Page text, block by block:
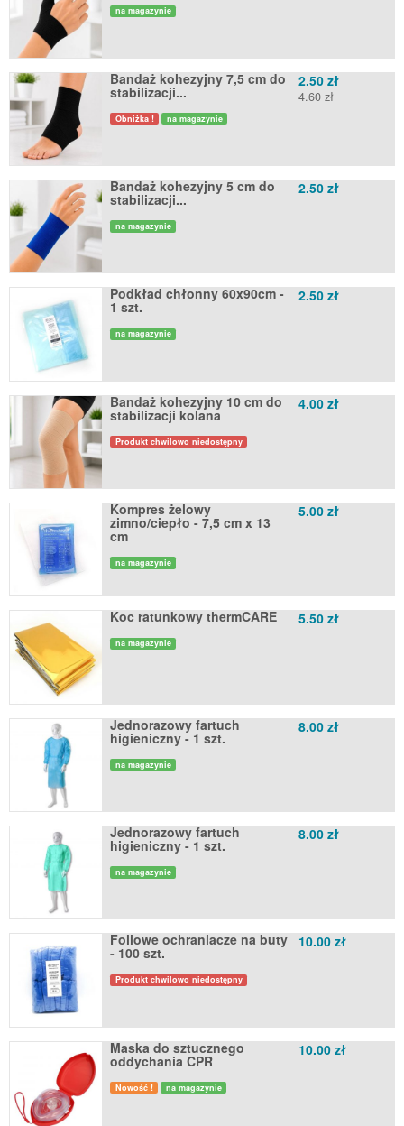
na magazynie
Bandaż kohezyjny 7,5 cm do
stabilizacji...
Obniżka ! na magazynie
2.50 zł
4.60 zł
Bandaż kohezyjny 5 cm do
stabilizacji...
na magazynie
2.50 zł
Podkład chłonny 60x90cm -
1 szt.
na magazynie
2.50 zł
Bandaż kohezyjny 10 cm do
stabilizacji kolana
Produkt chwilowo niedostępny
4.00 zł
Kompres żelowy
zimno/ciepło - 7,5 cm x 13
cm
na magazynie
5.00 zł
Koc ratunkowy thermCARE
na magazynie
5.50 zł
Jednorazowy fartuch
higieniczny - 1 szt.
na magazynie
8.00 zł
Jednorazowy fartuch
higieniczny - 1 szt.
na magazynie
8.00 zł
Foliowe ochraniacze na buty
- 100 szt.
Produkt chwilowo niedostępny
10.00 zł
Maska do sztucznego
oddychania CPR
Nowość ! na magazynie
10.00 zł